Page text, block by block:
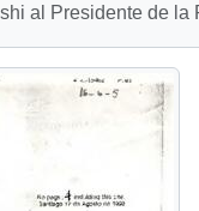
al Presidente de